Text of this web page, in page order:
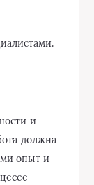
и
должна
опыт и